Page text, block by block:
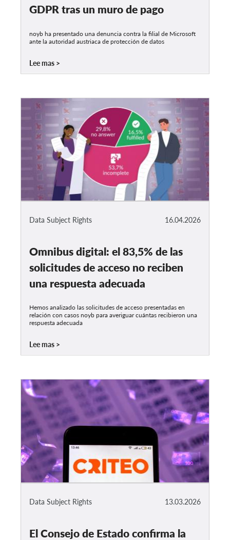
GDPR tras un muro de pago
noyb ha presentado una denuncia contra la filial de Microsoft
ante la autoridad austriaca de protección de datos
Lee mas
16.04.2026
Data Subject Rights
Omnibus digital: el 83,5% de las
solicitudes de acceso no reciben
una respuesta adecuada
Hemos analizado las solicitudes de acceso presentadas en
relación con casos noyb para averiguar cuántas recibieron una
respuesta adecuada
Lee mas
13.03.2026
Data Subject Rights
El Consejo de Estado confirma la